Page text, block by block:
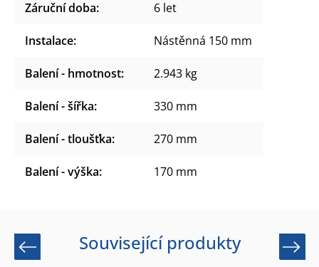
Záruční doba: 6 let
Instalace: Nástěnná 150 mm
Balení - hmotnost: 2.943 kg
Balení - šířka: 330 mm
Balení - tloušťka: 270 mm
Balení - výška: 170 mm
Související produkty
Previous Next